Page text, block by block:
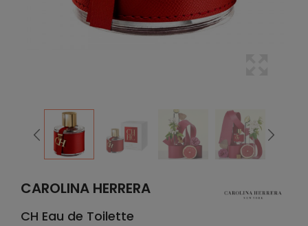
CAROLINA HERRERA
CH Eau de Toilette